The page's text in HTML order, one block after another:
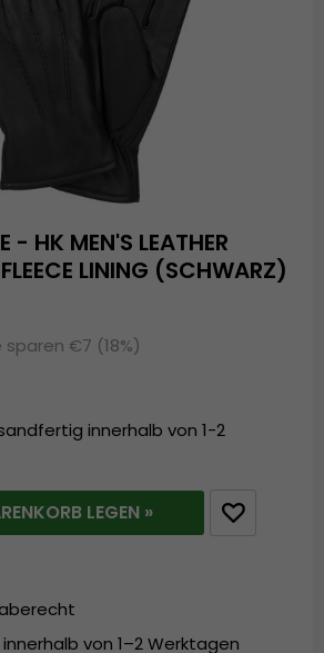
- HK MEN'S LEATHER
LINING (SCHWARZ)
sparen €7 (18%)
innerhalb von 1-2
LEGEN »
von 1–2 Werktagen